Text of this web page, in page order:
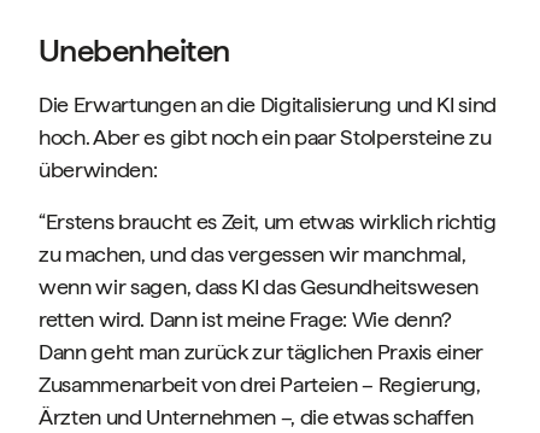
Unebenheiten
Die Erwartungen an die Digitalisierung und KI sind
hoch. Aber es gibt noch ein paar Stolpersteine zu
überwinden:
“Erstens braucht es Zeit, um etwas wirklich richtig
zu machen, und das vergessen wir manchmal,
wenn wir sagen, dass KI das Gesundheitswesen
retten wird. Dann ist meine Frage: Wie denn?
Dann geht man zurück zur täglichen Praxis einer
Zusammenarbeit von drei Parteien – Regierung,
Ärzten und Unternehmen –, die etwas schaffen